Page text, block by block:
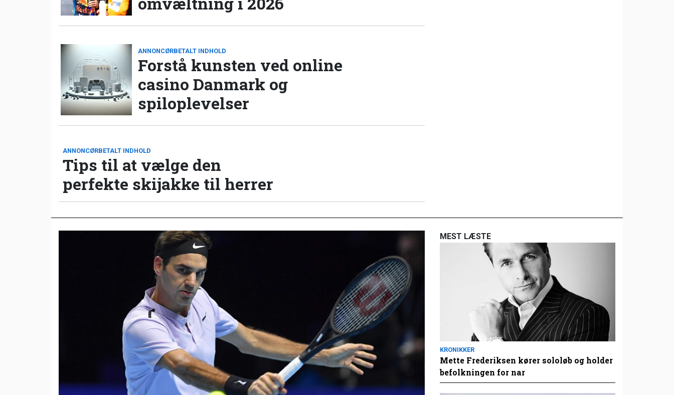
ANNONCØRBETALT INDHOLD
Forstå kunsten ved online
casino Danmark og
spiloplevelser
ANNONCØRBETALT INDHOLD
Tips til at vælge den
perfekte skijakke til herrer
MEST LÆSTE
KRONIKKER
Mette Frederiksen kører sololøb og holder
befolkningen for nar